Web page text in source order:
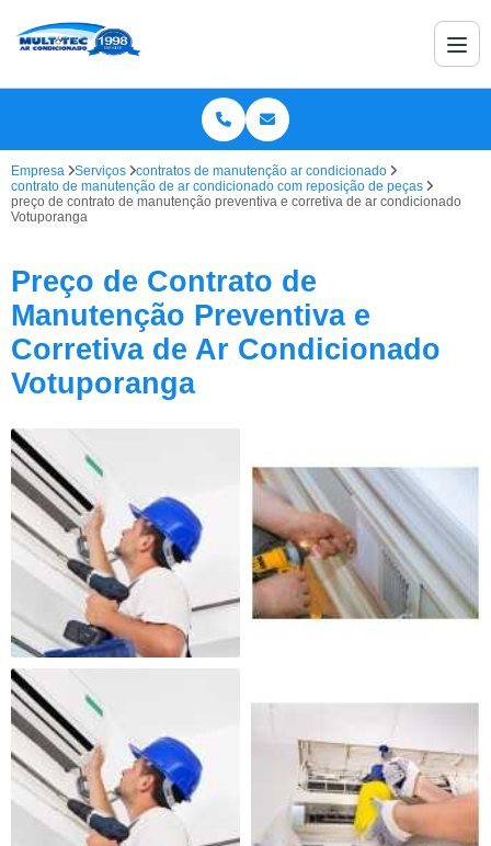
Empresa Serviços
contratos de manutenção ar condicionado
contrato de manutenção de ar condicionado com reposição de peças
preço de contrato de manutenção preventiva e corretiva de ar condicionado
Votuporanga
Preço de Contrato de
Manutenção Preventiva e
Corretiva de Ar Condicionado
Votuporanga